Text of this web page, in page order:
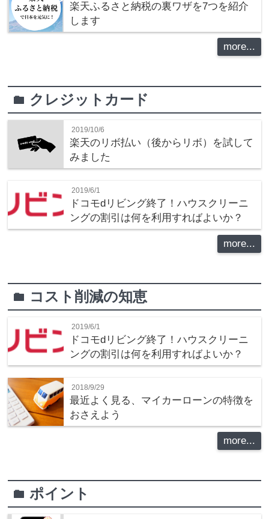
楽天ふるさと納税の裏ワザを7つを紹介
します
more...
folder クレジットカード
2019/10/6
楽天のリボ払い（後からリボ）を試して
みました
2019/6/1
ドコモdリビング終了！ハウスクリーニ
ングの割引は何を利用すればよいか？
more...
folder コスト削減の知恵
2019/6/1
ドコモdリビング終了！ハウスクリーニ
ングの割引は何を利用すればよいか？
2018/9/29
最近よく見る、マイカーローンの特徴を
おさえよう
more...
folderポイント